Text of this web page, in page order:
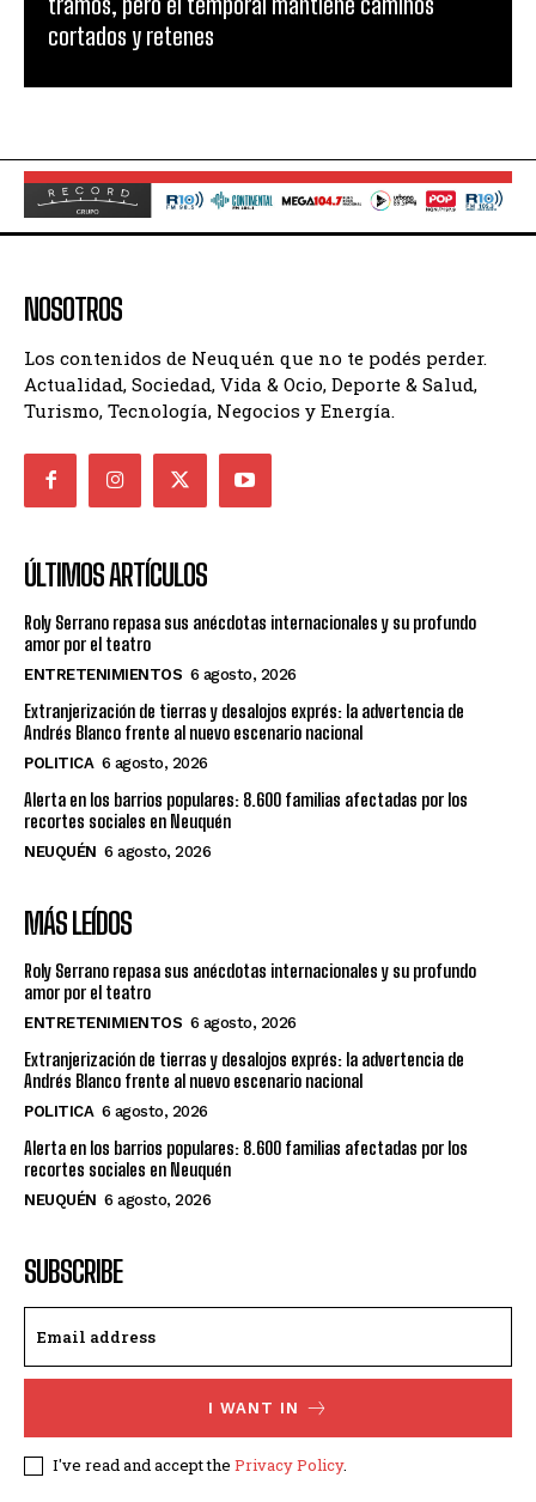
cortados y retenes
NOSOTROS
Los contenidos de Neuquén que no te podés perder.
Actualidad, Sociedad, Vida & Ocio, Deporte & Salud,
Turismo, Tecnología, Negocios y Energía.
ÚLTIMOS ARTÍCULOS
Roly Serrano repasa sus anécdotas internacionales y su profundo
amor por el teatro
ENTRETENIMIENTOS 6 agosto, 2026
Extranjerización de tierras y desalojos exprés: la advertencia de
Andrés Blanco frente al nuevo escenario nacional
POLITICA 6 agosto, 2026
Alerta en los barrios populares: 8.600 familias afectadas por los
recortes sociales en Neuquén
NEUQUÉN 6 agosto, 2026
MÁS LEÍDOS
Roly Serrano repasa sus anécdotas internacionales y su profundo
amor por el teatro
ENTRETENIMIENTOS 6 agosto, 2026
Extranjerización de tierras y desalojos exprés: la advertencia de
Andrés Blanco frente al nuevo escenario nacional
POLITICA 6 agosto, 2026
Alerta en los barrios populares: 8.600 familias afectadas por los
recortes sociales en Neuquén
NEUQUÉN 6 agosto, 2026
SUBSCRIBE
I WANT IN
I've read and accept the Privacy Policy.